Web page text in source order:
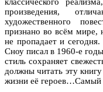
произведения,
художественного
признано во всём мире,
не пропадает и
Сноу писал в 1960-е
стиль сохраняет
должны читать эту
жизни её героев…Самый